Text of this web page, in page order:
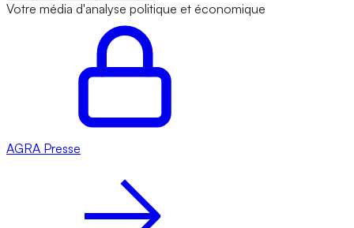
Votre média d'analyse politique et économique
AGRA Presse